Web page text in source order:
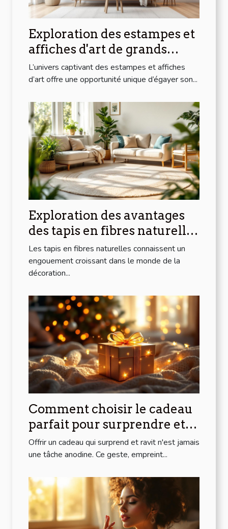
Exploration des estampes et
affiches d'art de grands
artistes modernes à prix
abordables
L’univers captivant des estampes et affiches
d’art offre une opportunité unique d’égayer son...
Exploration des avantages
des tapis en fibres naturelles
pour la maison
Les tapis en fibres naturelles connaissent un
engouement croissant dans le monde de la
décoration...
Comment choisir le cadeau
parfait pour surprendre et
ravir ?
Offrir un cadeau qui surprend et ravit n'est jamais
une tâche anodine. Ce geste, empreint...